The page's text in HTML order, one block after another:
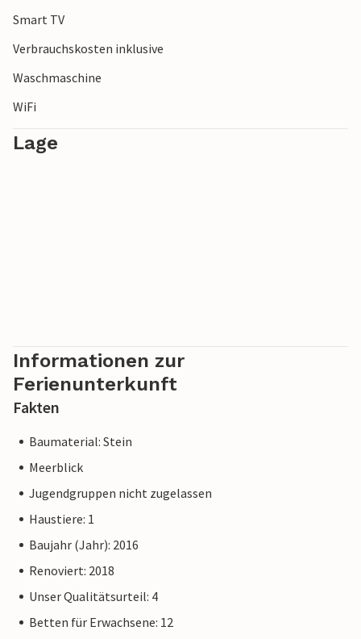
Smart TV
Verbrauchskosten inklusive
Waschmaschine
WiFi
Lage
Informationen zur
Ferienunterkunft
Fakten
Baumaterial: Stein
Meerblick
Jugendgruppen nicht zugelassen
Haustiere: 1
Baujahr (Jahr): 2016
Renoviert: 2018
Unser Qualitätsurteil: 4
Betten für Erwachsene: 12